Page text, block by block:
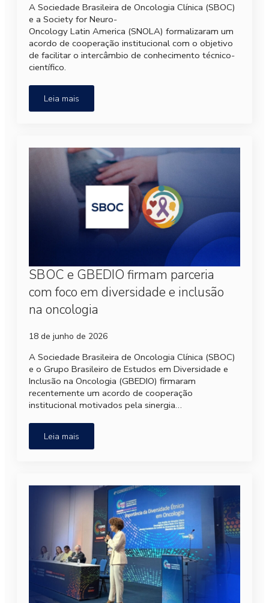
A Sociedade Brasileira de Oncologia Clínica (SBOC)
e a Society for Neuro-
Oncology Latin America (SNOLA) formalizaram um
acordo de cooperação institucional com o objetivo
de facilitar o intercâmbio de conhecimento técnico-
científico.
Leia mais
SBOC e GBEDIO firmam parceria
com foco em diversidade e inclusão
na oncologia
18 de junho de 2026
A Sociedade Brasileira de Oncologia Clínica (SBOC)
e o Grupo Brasileiro de Estudos em Diversidade e
Inclusão na Oncologia (GBEDIO) firmaram
recentemente um acordo de cooperação
institucional motivados pela sinergia…
Leia mais